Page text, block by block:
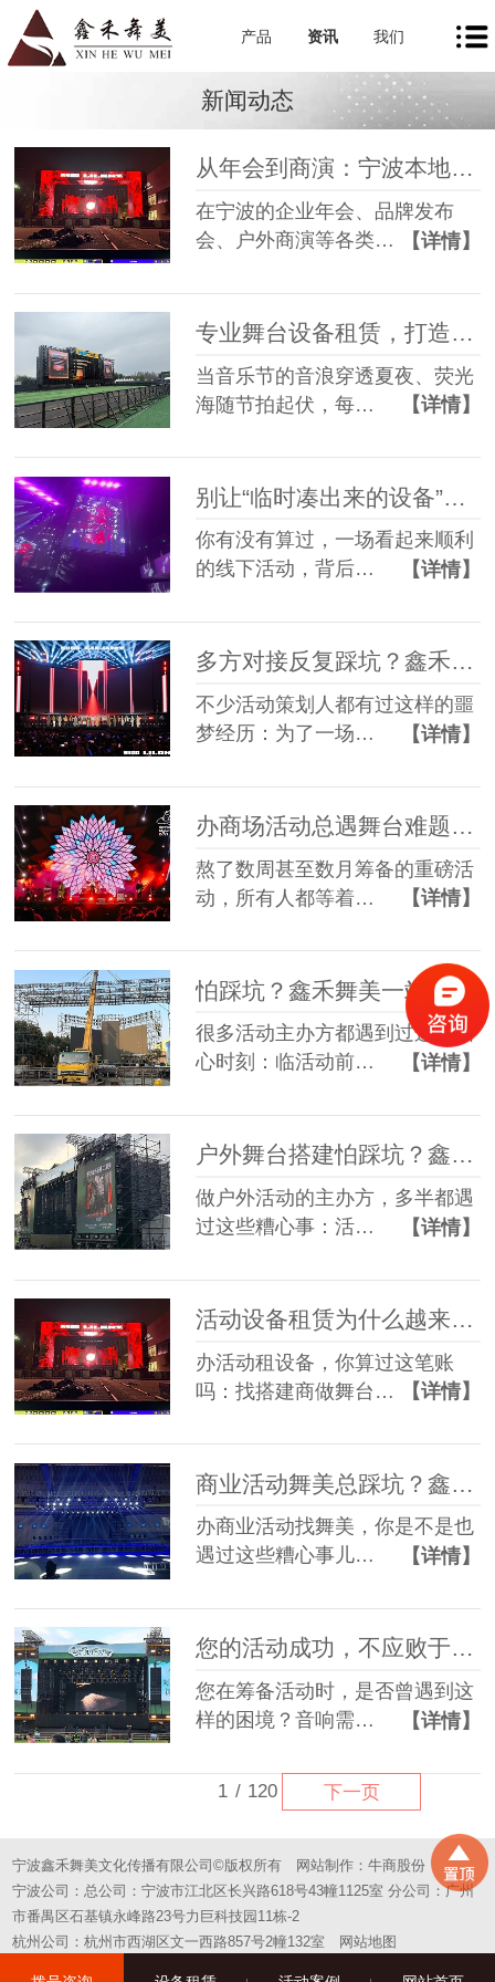
产品 资讯 我们
新闻动态
从年会到商演：宁波本地舞美租赁如何让每一场活动都出彩
在宁波的企业年会、品牌发布
会、户外商演等各类…
【详情】
专业舞台设备租赁，打造沉浸式音乐节现场
当音乐节的音浪穿透夏夜、荧光
海随节拍起伏，每…
【详情】
你有没有算过，一场看起来顺利
的线下活动，背后…
【详情】
多方对接反复踩坑？鑫禾舞美一站式舞美服务让你少走90%弯路
不少活动策划人都有过这样的噩
梦经历：为了一场…
【详情】
办商场活动总遇舞台难题？鑫禾舞美一站式帮你解决
熬了数周甚至数月筹备的重磅活
动，所有人都等着…
【详情】
怕踩坑？鑫禾舞美一站式租赁搭建帮你省一半心
很多活动主办方都遇到过这些糟
心时刻：临活动前…
【详情】
户外舞台搭建怕踩坑？鑫禾舞美给你稳稳的保障
做户外活动的主办方，多半都遇
过这些糟心事：活…
【详情】
活动设备租赁为什么越来越多人选一站式？
办活动租设备，你算过这笔账
吗：找搭建商做舞台…
【详情】
商业活动舞美总踩坑？鑫禾一站式方案帮您避坑
办商业活动找舞美，你是不是也
遇过这些糟心事儿…
【详情】
您的活动成功，不应败于“拼凑”的舞台——选择一站式，选择省心
您在筹备活动时，是否曾遇到这
样的困境？音响需…
【详情】
1 / 120 下一页
宁波鑫禾舞美文化传播有限公司©版权所有 网站制作：牛商股份
宁波公司：总公司：宁波市江北区长兴路618号43幢1125室 分公司：广州
市番禺区石基镇永峰路23号力巨科技园11栋-2
杭州公司：杭州市西湖区文一西路857号2幢132室
网站地图